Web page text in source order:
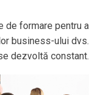
de formare pentru a
business-ului dvs.
dezvoltă constant.